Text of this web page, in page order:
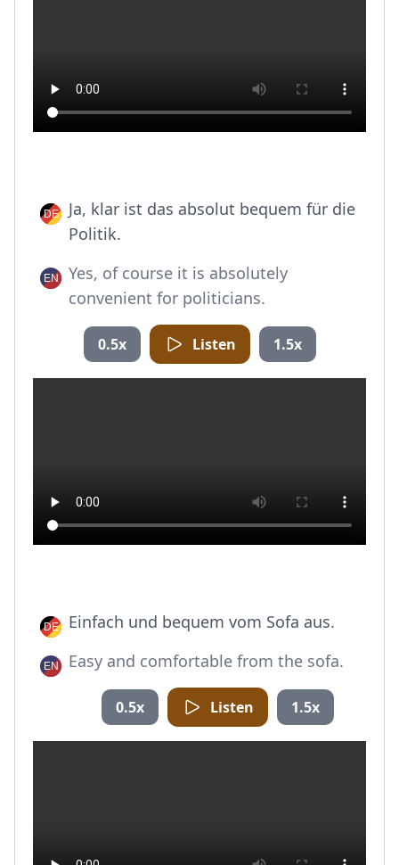
Ja, klar ist das absolut bequem für die
Politik.
Yes, of course it is absolutely
convenient for politicians.
0.5x Listen 1.5x
Einfach und bequem vom Sofa aus.
Easy and comfortable from the sofa.
0.5x Listen 1.5x